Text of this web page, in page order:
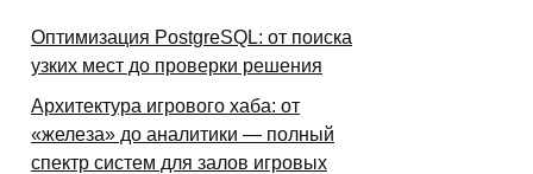
Оптимизация PostgreSQL: от поиска
узких мест до проверки решения
Архитектура игрового хаба: от
«железа» до аналитики — полный
спектр систем для залов игровых